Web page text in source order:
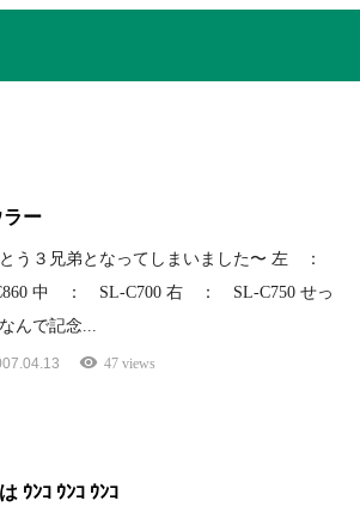
ー
う３兄弟となってしまいました〜 左 ：
中 ： SL-C700 右 ： SL-C750 せっ
んで記念...
47 views
ｳﾝｺ ｳﾝｺ ｳﾝｺ